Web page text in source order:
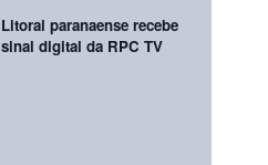
Litoral paranaense recebe
sinal digital da RPC TV